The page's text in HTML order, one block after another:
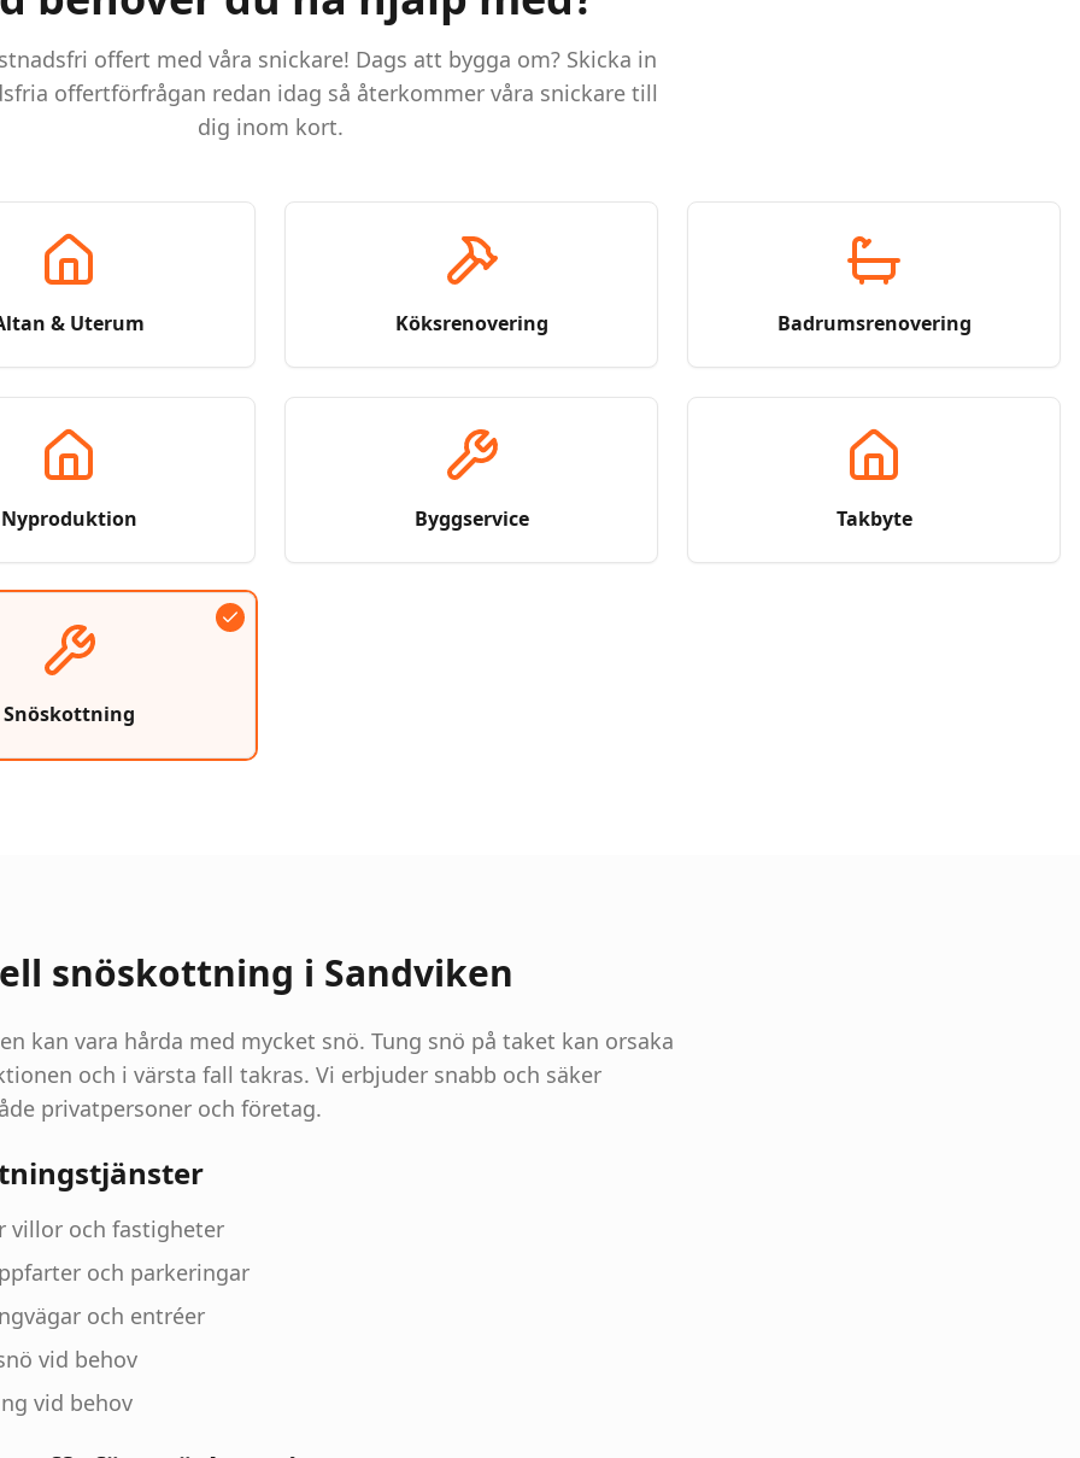
offert med våra snickare! Dags att bygga om? Skicka in
offertförfrågan redan idag så återkommer våra snickare till
dig inom kort.
& Uterum Köksrenovering Badrumsrenovering
Nyproduktion Byggservice Takbyte
Snöskottning
snöskottning i Sandviken
kan vara hårda med mycket snö. Tung snö på taket kan orsaka
och i värsta fall takras. Vi erbjuder snabb och säker
privatpersoner och företag.
villor och fastigheter
och parkeringar
och entréer
vid behov
vid behov